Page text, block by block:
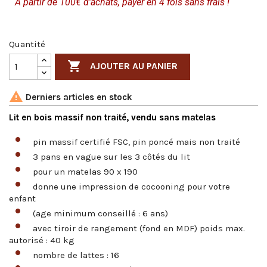
Quantité
 AJOUTER AU PANIER
 Derniers articles en stock
Lit en bois massif non traité, vendu sans matelas
pin massif certifié FSC, pin poncé mais non traité
3 pans en vague sur les 3 côtés du lit
pour un matelas 90 x 190
donne une impression de cocooning pour votre
enfant
(age minimum conseillé : 6 ans)
avec tiroir de rangement (fond en MDF) poids max.
autorisé : 40 kg
nombre de lattes : 16